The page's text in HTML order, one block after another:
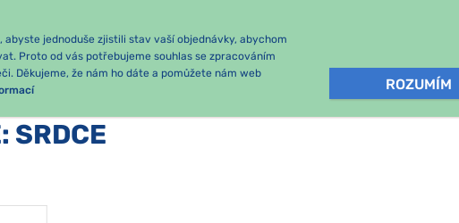
jednoduše zjistili stav vaší objednávky, abychom
Proto od vás potřebujeme souhlas se zpracováním
Děkujeme, že nám ho dáte a pomůžete nám web
ROZUMÍM
: SRDCE